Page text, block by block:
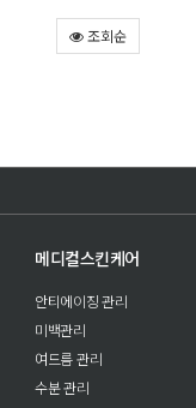
조회순
메디컬스킨케어
안티에이징 관리
미백관리
여드름 관리
수분 관리